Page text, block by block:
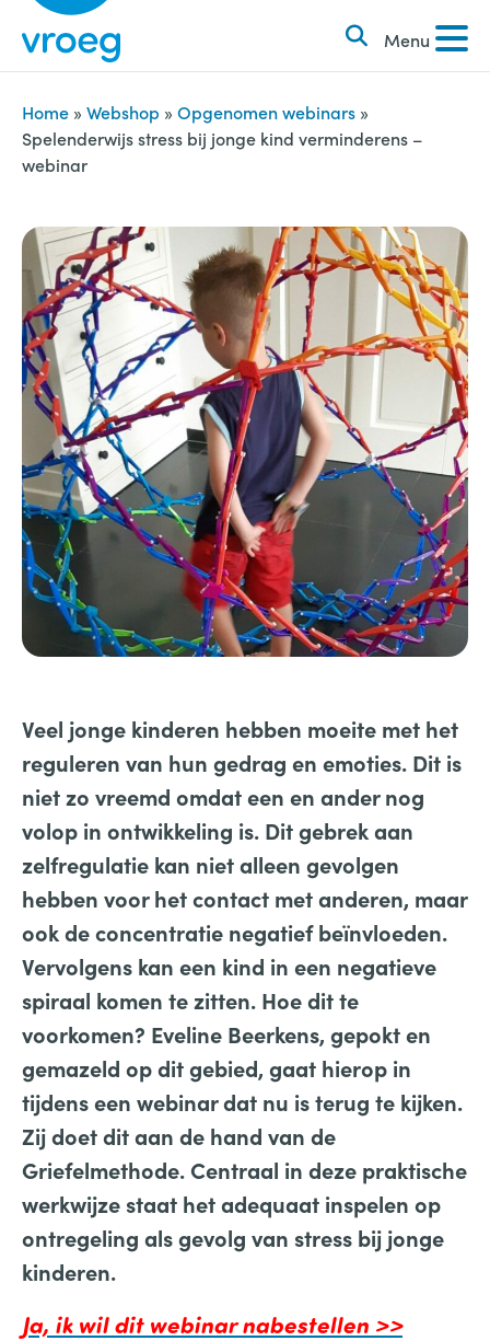
i
Menu
k
e
n
n
a
a
:
Home » Webshop » Opgenomen webinars »
Spelenderwijs stress bij jonge kind verminderens –
webinar
Veel jonge kinderen hebben moeite met het
reguleren van hun gedrag en emoties. Dit is
niet zo vreemd omdat een en ander nog
volop in ontwikkeling is. Dit gebrek aan
zelfregulatie kan niet alleen gevolgen
hebben voor het contact met anderen, maar
ook de concentratie negatief beïnvloeden.
Vervolgens kan een kind in een negatieve
spiraal komen te zitten. Hoe dit te
voorkomen? Eveline Beerkens, gepokt en
gemazeld op dit gebied, gaat hierop in
tijdens een webinar dat nu is terug te kijken.
Zij doet dit aan de hand van de
Griefelmethode. Centraal in deze praktische
werkwijze staat het adequaat inspelen op
ontregeling als gevolg van stress bij jonge
kinderen.
Ja, ik wil dit webinar nabestellen >>